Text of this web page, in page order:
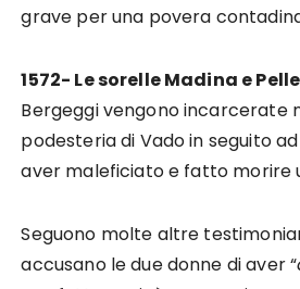
grave per una povera
1572- Le sorelle Madina e
Bergeggi vengono incarcerate
podesteria di Vado in seguito
aver maleficiato e fatto morire
Seguono molte altre
accusano le due donne di aver “